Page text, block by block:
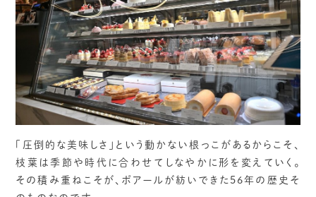
「圧倒的な美味しさ」という動かない根っこがあるからこそ、
枝葉は季節や時代に合わせてしなやかに形を変えていく。
その積み重ねこそが、ポアールが紡いできた56年の歴史そ